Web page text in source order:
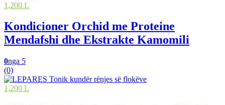
1,200 L
Kondicioner Orchid me Proteine
Mendafshi dhe Ekstrakte Kamomili
0nga 5
(0)
1,200 L